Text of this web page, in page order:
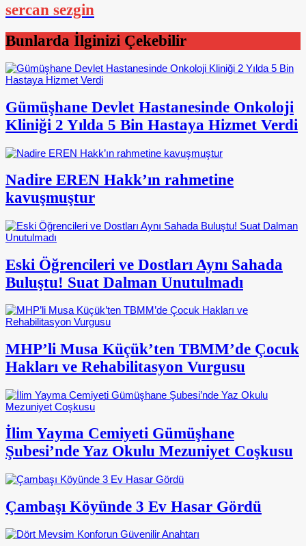
sercan sezgin
Bunlarda İlginizi Çekebilir
Gümüşhane Devlet Hastanesinde Onkoloji
Kliniği 2 Yılda 5 Bin Hastaya Hizmet Verdi
Nadire EREN Hakk’ın rahmetine
kavuşmuştur
Eski Öğrencileri ve Dostları Aynı Sahada
Buluştu! Suat Dalman Unutulmadı
MHP’li Musa Küçük’ten TBMM’de Çocuk
Hakları ve Rehabilitasyon Vurgusu
İlim Yayma Cemiyeti Gümüşhane
Şubesi’nde Yaz Okulu Mezuniyet Coşkusu
Çambaşı Köyünde 3 Ev Hasar Gördü